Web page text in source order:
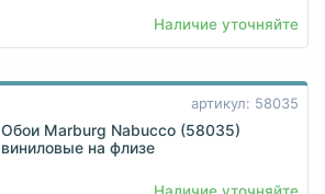
Наличие уточняйте
артикул: 58035
Обои Marburg Nabucco (58035)
виниловые на флизе
Наличие уточняйте